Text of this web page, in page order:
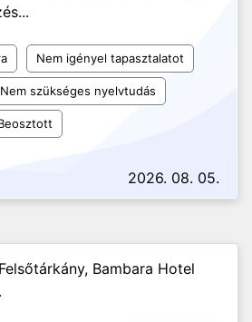
Nem igényel tapasztalatot
Nem szükséges nyelvtudás
2026. 08. 05.
Felsőtárkány, Bambara Hotel